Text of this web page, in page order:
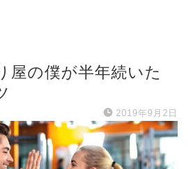
屋の僕が半年続いた
2019年9月2日